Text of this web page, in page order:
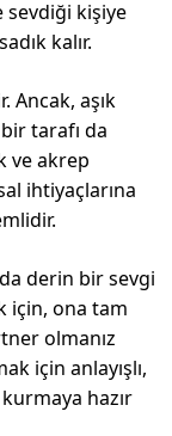
sevdiği kişiye
kalır.
Ancak, aşık
tarafı da
ve akrep
ihtiyaçlarına
derin bir sevgi
için, ona tam
olmanız
için anlayışlı,
hazır